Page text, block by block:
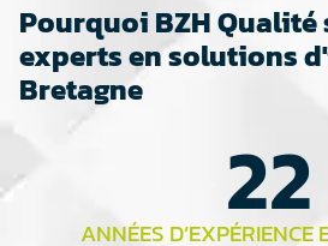
Pourquoi BZH Qualité
experts en solutions
Bretagne
ANNÉES D’EXPÉRIENCE
22